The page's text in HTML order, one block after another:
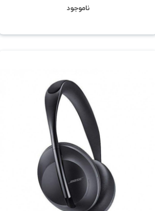
ناموجود